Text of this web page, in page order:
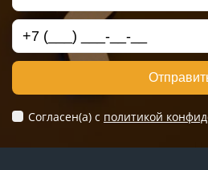
Согласен(а) c политикой